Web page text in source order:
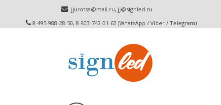
jjurotsa@mail.ru, jj@signled.ru
8-495-988-28-50, 8-903-742-01-62 (WhatsApp / Viber / Telegram)